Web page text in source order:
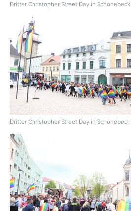
Dritter Christopher Street Day in
Dritter Christopher Street Day in